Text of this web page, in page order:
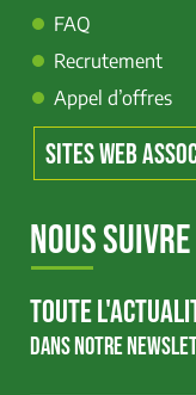
FAQ
Recrutement
Appel d’offres
SITES WEB
NOUS SUIVRE
TOUTE
DANS NOTRE